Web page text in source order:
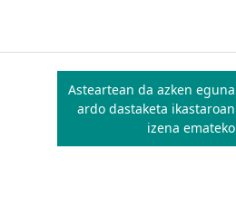
Asteartean da azken eguna
ardo dastaketa ikastaroan
izena emateko